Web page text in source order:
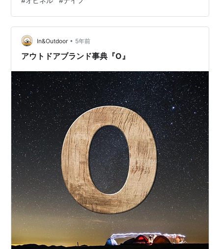
は、オピネルを知らない方が「こんなナイフも あったの
か」程度で見ていただければ幸いです。 (*´∀｀)ﾉ 愛用し
ているナイフは、「 No.10、No.12、No.12ノコギリ 」に
なります。 画像では、ブレード(刃)に熱を加えた時の焼
き色がついていますが、新品 では、きれいな銀色…
In&Outdoor • 5年前
アウトドアブランド事典『O』